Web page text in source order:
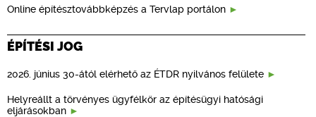
Online építésztovábbképzés a Tervlap portálon
ÉPÍTÉSI JOG
2026. június 30-ától elérhető az ÉTDR nyilvános felülete
Helyreállt a törvényes ügyfélkör az építésügyi hatósági
eljárásokban